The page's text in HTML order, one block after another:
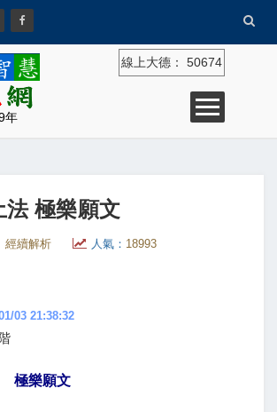
年
線上大德： 50674
法 極樂願文
經續解析 人氣： 18993
03 21:38:32
極樂願文